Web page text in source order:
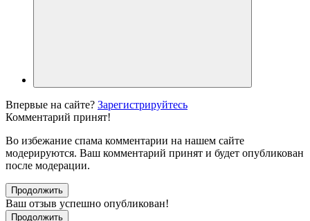
Впервые на сайте? Зарегистрируйтесь
Комментарий принят!
Во избежание спама комментарии на нашем сайте
модерируются. Ваш комментарий принят и будет опубликован
после модерации.
Продолжить
Ваш отзыв успешно опубликован!
Продолжить